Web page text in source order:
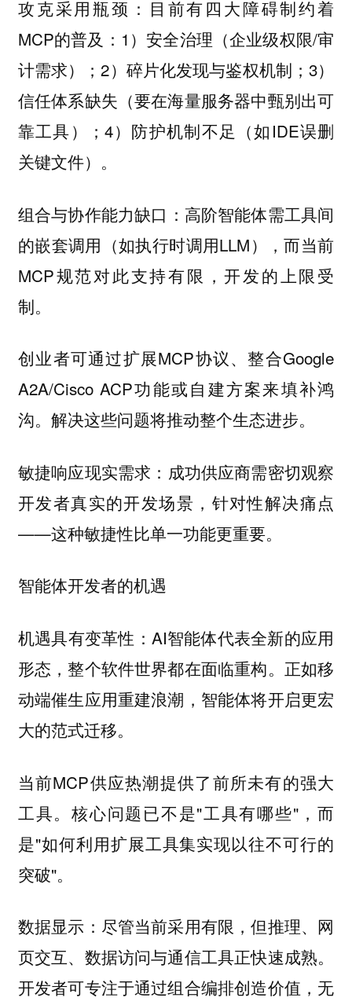
攻克采用瓶颈：目前有四大障碍制约着
MCP的普及：1）安全治理（企业级权限/审
计需求）；2）碎片化发现与鉴权机制；3）
信任体系缺失（要在海量服务器中甄别出可
靠工具）；4）防护机制不足（如IDE误删
关键文件）。
组合与协作能力缺口 ：高阶智能体需工具间
的嵌套调用（如执行时调用LLM），而当前
MCP规范对此支持有限，开发的上限受
制。
创业者可通过扩展MCP协议、整合Google
A2A/Cisco ACP功能或自建方案来填补鸿
沟。解决这些问题将推动整个生态进步。
敏捷响应现实需求 ：成功供应商需密切观察
开发者真实的开发场景，针对性解决痛点
——这种敏捷性比单一功能更重要。
智能体开发者的机遇
机遇具有变革性：AI智能体代表全新的应用
形态，整个软件世界都在面临重构。正如移
动端催生应用重建浪潮，智能体将开启更宏
大的范式迁移。
当前MCP供应热潮提供了前所未有的强大
工具。核心问题已不是"工具有哪些"，而
是"如何利用扩展工具集实现以往不可行的
突破"。
数据显示：尽管当前采用有限，但推理、网
页交互、数据访问与通信工具正快速成熟。
开发者可专注于通过组合编排创造价值，无